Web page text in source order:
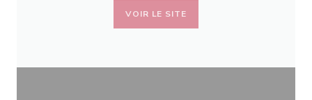
VOIR LE SITE